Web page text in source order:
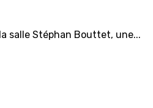
salle Stéphan Bouttet, une...